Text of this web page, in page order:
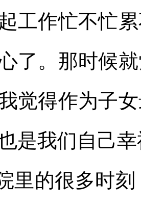
工作忙不忙
了。那时候
觉得作为子
是我们自己
里的很多时